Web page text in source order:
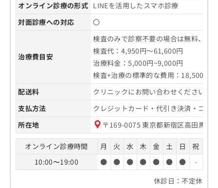
オンライン診療の形式 LINEを活用したスマホ診療
対面診療への対応
〇
治療費目安
検査のみで診察不要の場合は無料、診
検査代：4,950円～61,600円
治療料金：5,000円~9,000円
検査+治療の標準的な費用：18,500円
配送料
クリニックにお問い合わせください。
支払方法
クレジットカード・代引き決済・コン
所在地
〒169-0075 東京都新宿区高田馬場
オンライン診療時間 月 火 水 木 金 土 日
祝
10:00〜19:00
● ● ● ● ● ● ●
-
休診日：不定休